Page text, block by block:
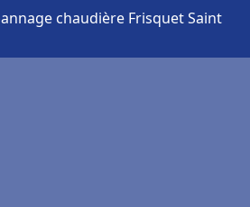
chaudière Frisquet Saint